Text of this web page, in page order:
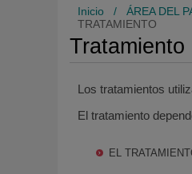
Inicio / ÁREA DEL
TRATAMIENTO
Tratamiento
Los tratamientos
El tratamiento
EL